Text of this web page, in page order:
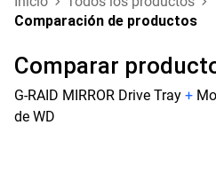
Comparación de productos
Comparar
G-RAID MIRROR Drive Tray +
de WD